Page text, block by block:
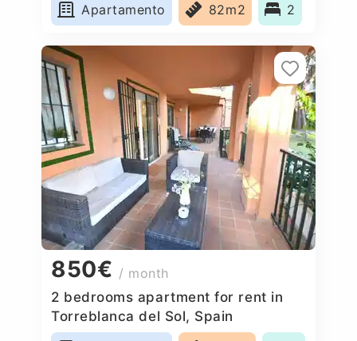
Apartamento
82m2 2
850€ / month
2 bedrooms apartment for rent in
Torreblanca del Sol, Spain